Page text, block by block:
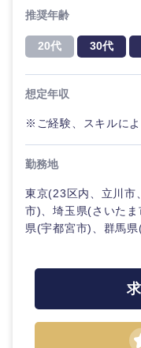
推奨年齢
20代 30代
想定年収
※ご経験、スキルに
勤務地
東京(23区内、立川市
市)、埼玉県(さいた
県(宇都宮市)、群馬